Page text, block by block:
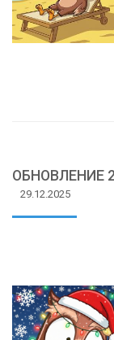
ОБНОВЛЕНИЕ
29.12.2025